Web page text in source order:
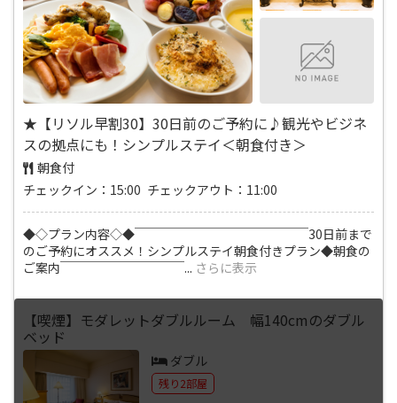
★【リソル早割30】30日前のご予約に♪観光やビジネ
スの拠点にも！シンプルステイ＜朝食付き＞
朝食付
チェックイン：15:00 チェックアウト：11:00
◆◇プラン内容◇◆￣￣￣￣￣￣￣￣￣￣￣￣￣￣30日前まで
のご予約にオススメ！シンプルステイ朝食付きプラン◆朝食の
ご案内￣￣￣￣￣￣￣￣￣￣... さらに表示
【喫煙】モダレットダブルルーム 幅140cmのダブル
ベッド
ダブル
残り2部屋